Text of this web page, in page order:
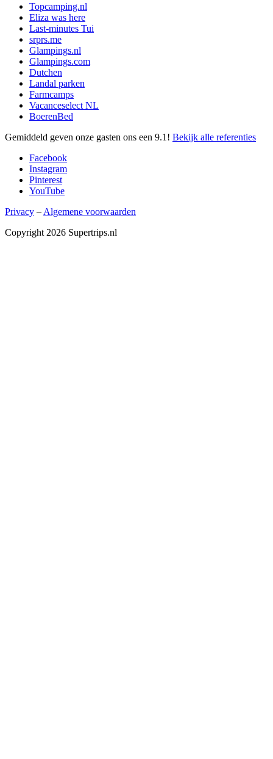
Topcamping.nl
Eliza was here
Last-minutes Tui
srprs.me
Glampings.nl
Glampings.com
Dutchen
Landal parken
Farmcamps
Vacanceselect NL
BoerenBed
Gemiddeld geven onze gasten ons een 9.1 ! Bekijk alle referenties
Facebook
Instagram
Pinterest
YouTube
Privacy – Algemene voorwaarden
Copyright 2026 Supertrips.nl